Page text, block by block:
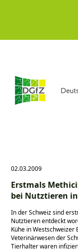
02.03.2009
Erstmals
bei Nutztieren
In der Schweiz sind
Nutztieren entdeckt
Kühe in Westschweizer
Veterinärwesen der
Tierhalter waren